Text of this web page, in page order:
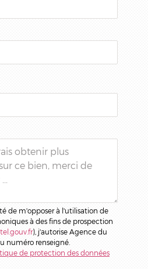
de m'opposer à l'utilisation de
à des fins de prospection
), j'autorise Agence du
numéro renseigné.
de protection des données